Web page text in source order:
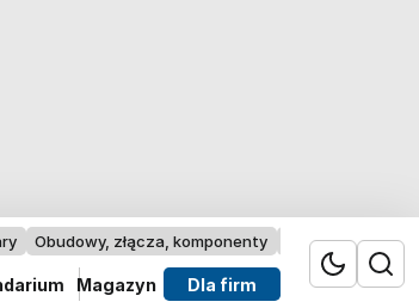
Obudowy, złącza, komponenty Przemysł 4.0
Magazyn Dla firm